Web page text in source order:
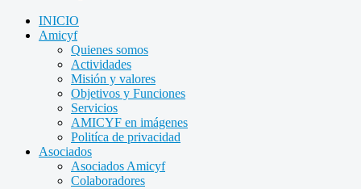
INICIO
Amicyf
Quienes somos
Actividades
Misión y valores
Objetivos y Funciones
Servicios
AMICYF en imágenes
Politíca de privacidad
Asociados
Asociados Amicyf
Colaboradores